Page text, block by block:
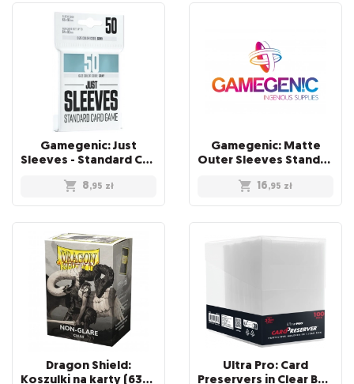
Gamegenic: Just
Sleeves - Standard Card Game Sleeves (66x91 mm), 50 sztuk
8,95 zł
Gamegenic: Matte
Outer Sleeves Standard (66x91 mm), 50 sztuk
16,95 zł
Dragon Shield:
Koszulki na karty (63x88 mm) "Standard Size" Non-Glare, 100 sztuk, Clear
Ultra Pro: Card
Preservers in Clear Box (100)